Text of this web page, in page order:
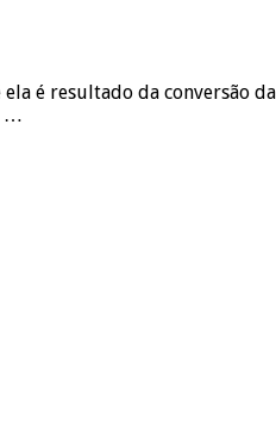
é resultado da conversão
…